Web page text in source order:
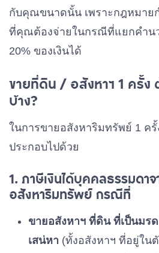
กับคุณขนาดนั้น เพราะกฎหมาย
ที่คุณต้องจ่ายในกรณีที่แยกคำน
20% ของเงินได้
ขายที่ดิน / อสังหาฯ 1 ครั้ง
บ้าง?
ในการขายอสังหาริมทรัพย์ 1 ค
ประกอบไปด้วย
1. ภาษีเงินได้บุคคลธรรมดาจ
อสังหาริมทรัพย์ กรณีที่
ขายอสังหาฯ ที่ดิน ที่เป็นมร
เสน่หา (ทั้งอสังหาฯ ที่อยู่ใน